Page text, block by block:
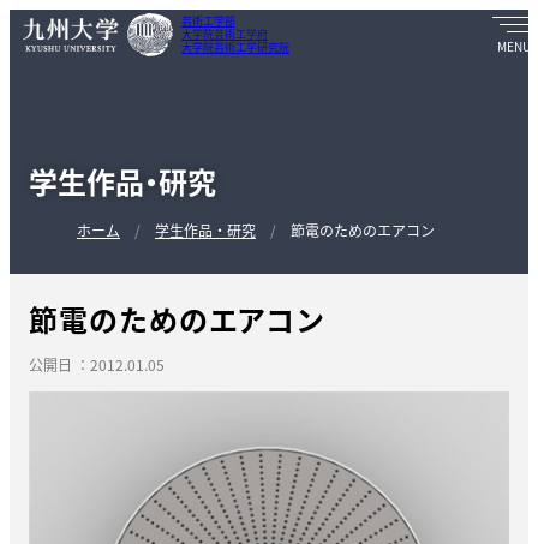
芸術工学部
大学院芸術工学府
大学院芸術工学研究院
学生作品・研究
ホーム 学生作品・研究 節電のためのエアコン
節電のためのエアコン
公開日 ：2012.01.05